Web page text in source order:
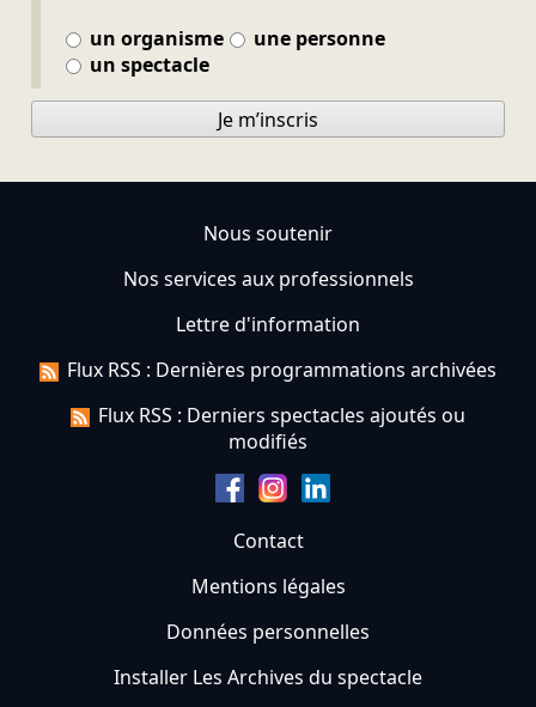
un organisme
une personne
un spectacle
Je m’inscris
Nous soutenir
Nos services aux professionnels
Lettre d'information
Flux RSS : Dernières programmations archivées
Flux RSS : Derniers spectacles ajoutés ou
modifiés
Contact
Mentions légales
Données personnelles
Installer Les Archives du spectacle